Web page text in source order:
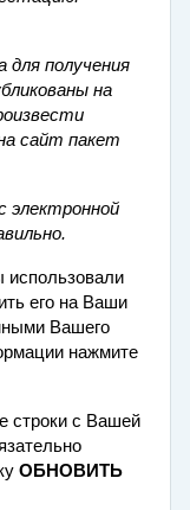
для получения
на
сайт пакет
электронной
использовали
его на Ваши
Вашего
нажмите
строки с Вашей
ОБНОВИТЬ